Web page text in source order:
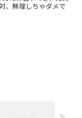
、無理しちゃダメで